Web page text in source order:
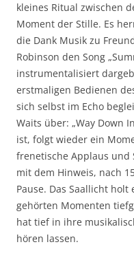
kleines Ritual zwischen
Moment der Stille. Es
die Dank Musik zu
Robinson den Song
instrumentalisiert
erstmaligen Bedienen
sich selbst im Echo
Waits über: „Way Down
ist, folgt wieder ein
frenetische Applaus und
mit dem Hinweis, nach
Pause. Das Saallicht
gehörten Momenten
hat tief in ihre
hören lassen.